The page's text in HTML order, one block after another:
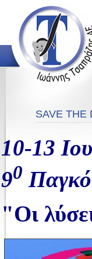
SAVE THE
10-13
90
"Οι